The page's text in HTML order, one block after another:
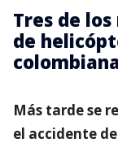
Tres de
de
Más tarde se
el accidente